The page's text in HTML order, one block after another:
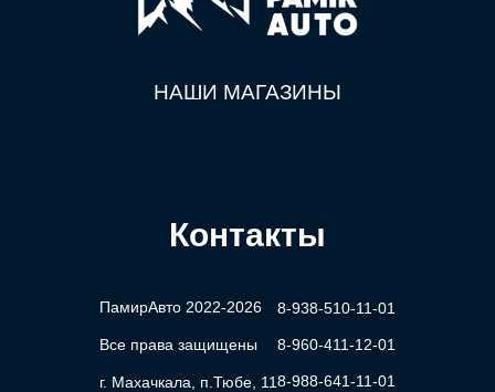
НАШИ МАГАЗИНЫ
Контакты
ПамирАвто 2022-2026
Все права защищены
г. Махачкала, п.Тюбе, 11
8-938-510-11-01
8-960-411-12-01
8-988-641-11-01